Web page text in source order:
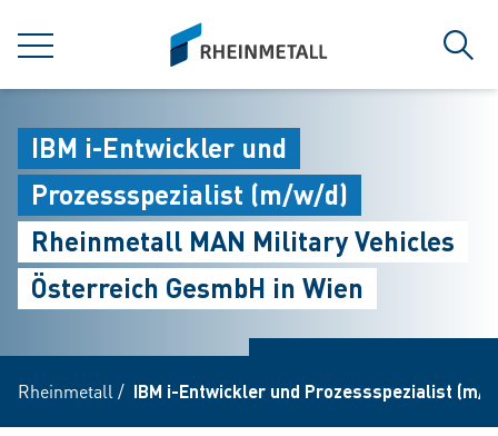
菜单
siteLogo
搜索
IBM i-Entwickler und
Prozessspezialist (m/w/d)
Rheinmetall MAN Military Vehicles
Österreich GesmbH in Wien
Rheinmetall / IBM i-Entwickler und Prozessspezialist (m/